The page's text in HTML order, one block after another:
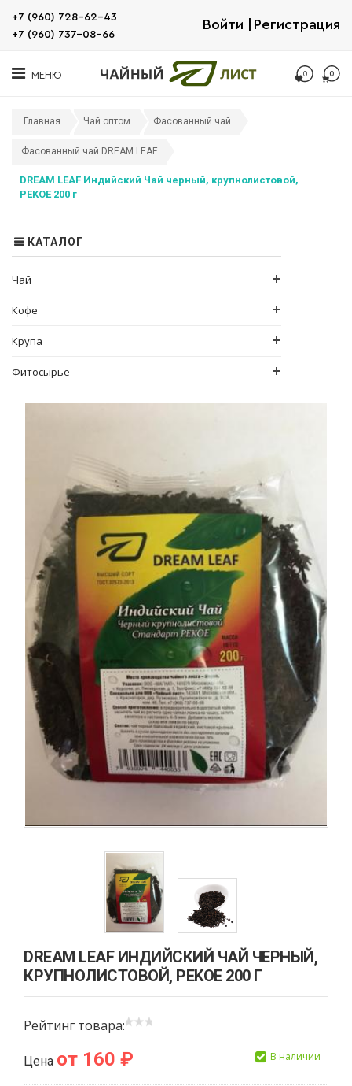
+7 (960) 728-62-43
+7 (960) 737-08-66
Войти Регистрация
МЕНЮ 0 0
Главная Чай оптом Фасованный чай
Фасованный чай DREAM LEAF
DREAM LEAF Индийский Чай черный, крупнолистовой,
PEKOE 200 г
КАТАЛОГ
Чай
Кофе
Крупа
Фитосырьё
DREAM LEAF ИНДИЙСКИЙ ЧАЙ ЧЕРНЫЙ,
КРУПНОЛИСТОВОЙ, PEKOE 200 Г
Рейтинг товара:
Цена от 160 ₽ В наличии